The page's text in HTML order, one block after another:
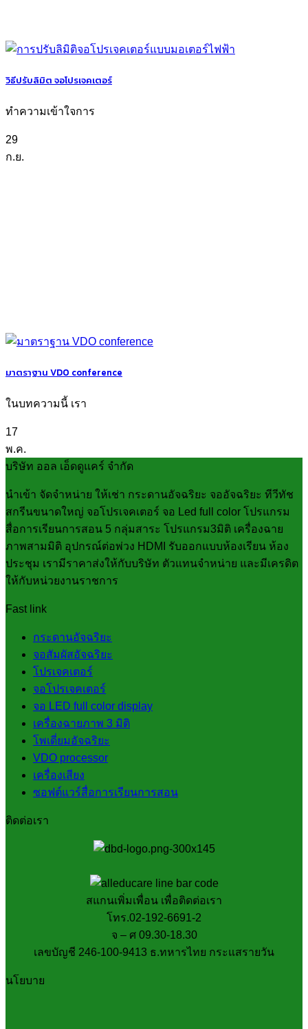
วิธีปรับลิมิต จอโปรเจคเตอร์
ทำความเข้าใจการ
29
ก.ย.
มาตราฐาน VDO conference
ในบทความนี้ เรา
17
พ.ค.
บริษัท ออล เอ็ดดูแคร์ จำกัด
นำเข้า จัดจำหน่าย ให้เช่า กระดานอัจฉริยะ จออัจฉริยะ ทีวีทัช
สกรีนขนาดใหญ่ จอโปรเจคเตอร์ จอ Led full color โปรแกรม
สื่อการเรียนการสอน 5 กลุ่มสาระ โปรแกรม3มิติ เครื่องฉาย
ภาพสามมิติ อุปกรณ์ต่อพ่วง HDMI รับออกแบบห้องเรียน ห้อง
ประชุม เรามีราคาส่งให้กับบริษัท ตัวแทนจำหน่าย และมีเครดิต
ให้กับหน่วยงานราชการ
Fast link
กระดานอัจฉริยะ
จอสัมผัสอัจฉริยะ
โปรเจคเตอร์
จอโปรเจคเตอร์
จอ LED full color display
เครื่องฉายภาพ 3 มิติ
โพเดี่ยมอัจฉริยะ
VDO processor
เครื่องเสียง
ซอฟต์แวร์สื่อการเรียนการสอน
ติดต่อเรา
สแกนเพิ่มเพื่อน เพื่อติดต่อเรา
โทร.02-192-6691-2
จ – ศ 09.30-18.30
เลขบัญชี 246-100-9413 ธ.ทหารไทย กระแสรายวัน
นโยบาย